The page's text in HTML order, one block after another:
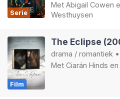
Serie
Met Abigail Cowen
Westhuysen
Film
The Eclipse
drama / romantiek •
Met Ciarán Hinds en